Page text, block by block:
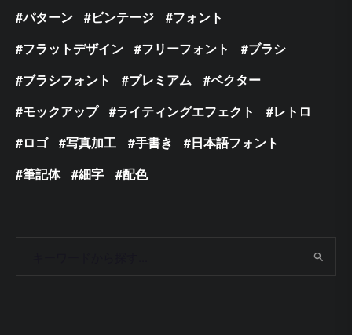
パターン
ビンテージ
フォント
フラットデザイン
フリーフォント
ブラシ
ブラシフォント
プレミアム
ベクター
モックアップ
ライティングエフェクト
レトロ
ロゴ
写真加工 手書き
日本語フォント
筆記体
細字 配色